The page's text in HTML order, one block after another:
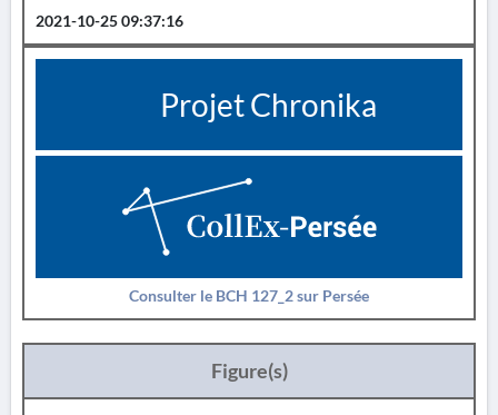
2021-10-25 09:37:16
Projet Chronika
Consulter le BCH 127_2 sur Persée
Figure(s)